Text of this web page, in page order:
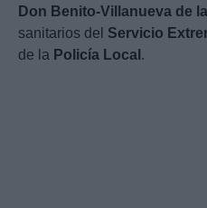
Don Benito-Villanueva de
sanitarios del Servicio
de la Policía Local .